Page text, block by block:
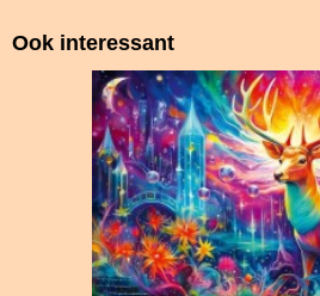
Ook interessant